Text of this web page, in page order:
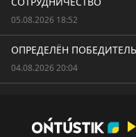
05.08.2026 18:52
ОПРЕДЕЛЁН
04.08.2026 20:04